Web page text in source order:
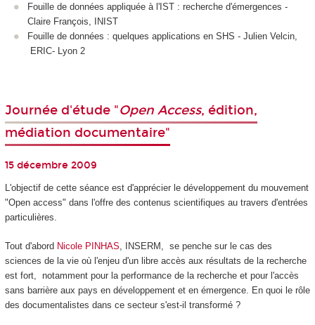
Fouille de données appliquée à l'IST : recherche d'émergences -
Claire François, INIST
Fouille de données : quelques applications en SHS - Julien Velcin,
ERIC- Lyon 2
Journée d'étude "Open Access, édition,
médiation documentaire"
15 décembre 2009
L'objectif de cette séance est d'apprécier le développement du mouvement
"Open access" dans l'offre des contenus scientifiques au travers d'entrées
particulières.
Tout d'abord Nicole PINHAS , INSERM, se penche sur le cas des
sciences de la vie où l'enjeu d'un libre accès aux résultats de la recherche
est fort, notamment pour la performance de la recherche et pour l'accès
sans barrière aux pays en développement et en émergence. En quoi le rôle
des documentalistes dans ce secteur s'est-il transformé ?